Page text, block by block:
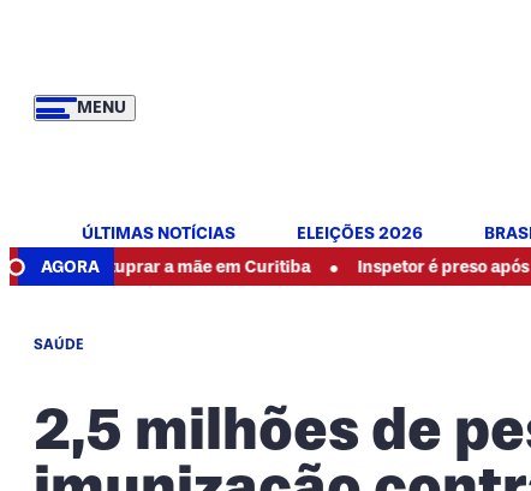
MENU
ÚLTIMAS NOTÍCIAS ELEIÇÕES 2026
AGORA
estuprar a mãe em Curitiba • Inspetor é preso após ser
SAÚDE
2,5 milhões de